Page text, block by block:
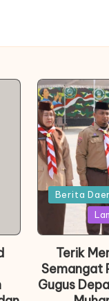
Posted
Berita
Terik
Semangat
Gugus